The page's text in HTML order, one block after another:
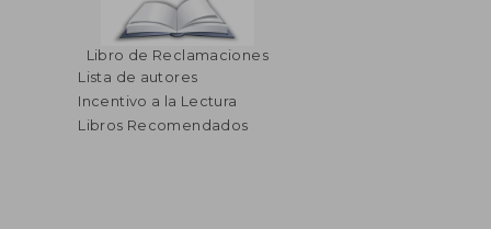
40%
dcto.
$ 80.26
$ 48.16
Libro de Reclamaciones
Lista de autores
Incentivo a la Lectura
Libros Recomendados